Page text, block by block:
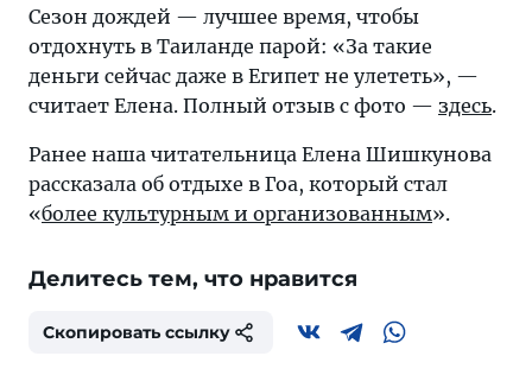
Сезон дождей — лучшее время, чтобы
отдохнуть в Таиланде парой: «За такие
деньги сейчас даже в Египет не улететь», —
считает Елена. Полный отзыв с фото — здесь.
Ранее наша читательница Елена Шишкунова
рассказала об отдыхе в Гоа, который стал
«более культурным и организованным».
Делитесь тем, что нравится
Скопировать ссылку